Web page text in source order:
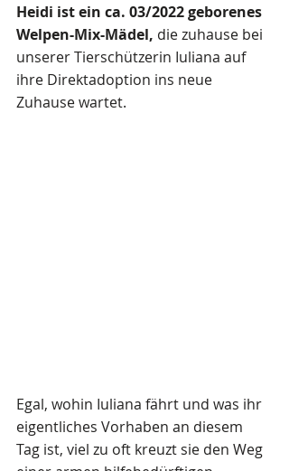
Heidi ist ein ca. 03/2022 geborenes
Welpen-Mix-Mädel, die zuhause bei
unserer Tierschützerin Iuliana auf
ihre Direktadoption ins neue
Zuhause wartet.
Egal, wohin Iuliana fährt und was ihr
eigentliches Vorhaben an diesem
Tag ist, viel zu oft kreuzt sie den Weg